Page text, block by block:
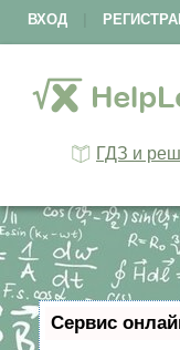
ВХОД
ГДЗ и
Сервис